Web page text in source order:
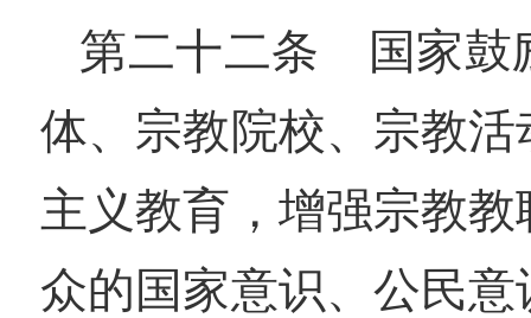
第二十二条 国家鼓
体、宗教院校、宗教
主义教育，增强宗教
众的国家意识、公民